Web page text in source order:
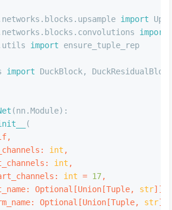
import
import
import ensure_tuple_rep
import DuckBlock, DuckResidualBlock
(nn.Module):
(
int ,
int ,
int = 17,
Optional [Union [Tuple, str]]
Optional [Union [Tuple, str]]